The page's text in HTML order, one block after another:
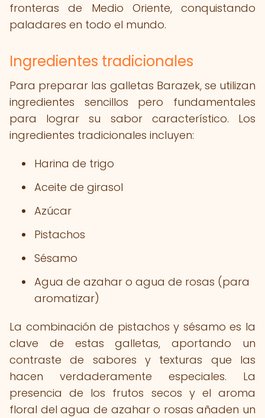
fronteras de Medio Oriente, conquistando
paladares en todo el mundo.
Ingredientes tradicionales
Para preparar las galletas Barazek, se utilizan
ingredientes sencillos pero fundamentales
para lograr su sabor característico. Los
ingredientes tradicionales incluyen:
Harina de trigo
Aceite de girasol
Azúcar
Pistachos
Sésamo
Agua de azahar o agua de rosas (para
aromatizar)
La combinación de pistachos y sésamo es la
clave de estas galletas, aportando un
contraste de sabores y texturas que las
hacen verdaderamente especiales. La
presencia de los frutos secos y el aroma
floral del agua de azahar o rosas añaden un